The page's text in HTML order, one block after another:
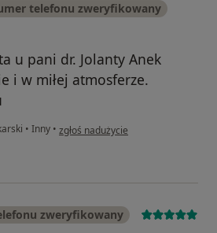
telefonu zweryfikowany
u pani dr. Jolanty Anek
i w miłej atmosferze.
• Inny • w opinii użytkownika Marian Rak
zgłoś nadużycie
zweryfikowany